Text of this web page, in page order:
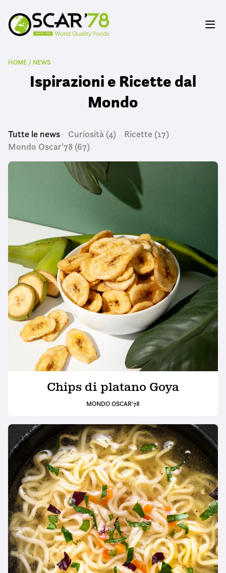
HOME / NEWS
Ispirazioni e Ricette dal
Mondo
Tutte le news Curiosità (4) Ricette (17)
Mondo Oscar'78 (67)
Chips di platano Goya
MONDO OSCAR'78